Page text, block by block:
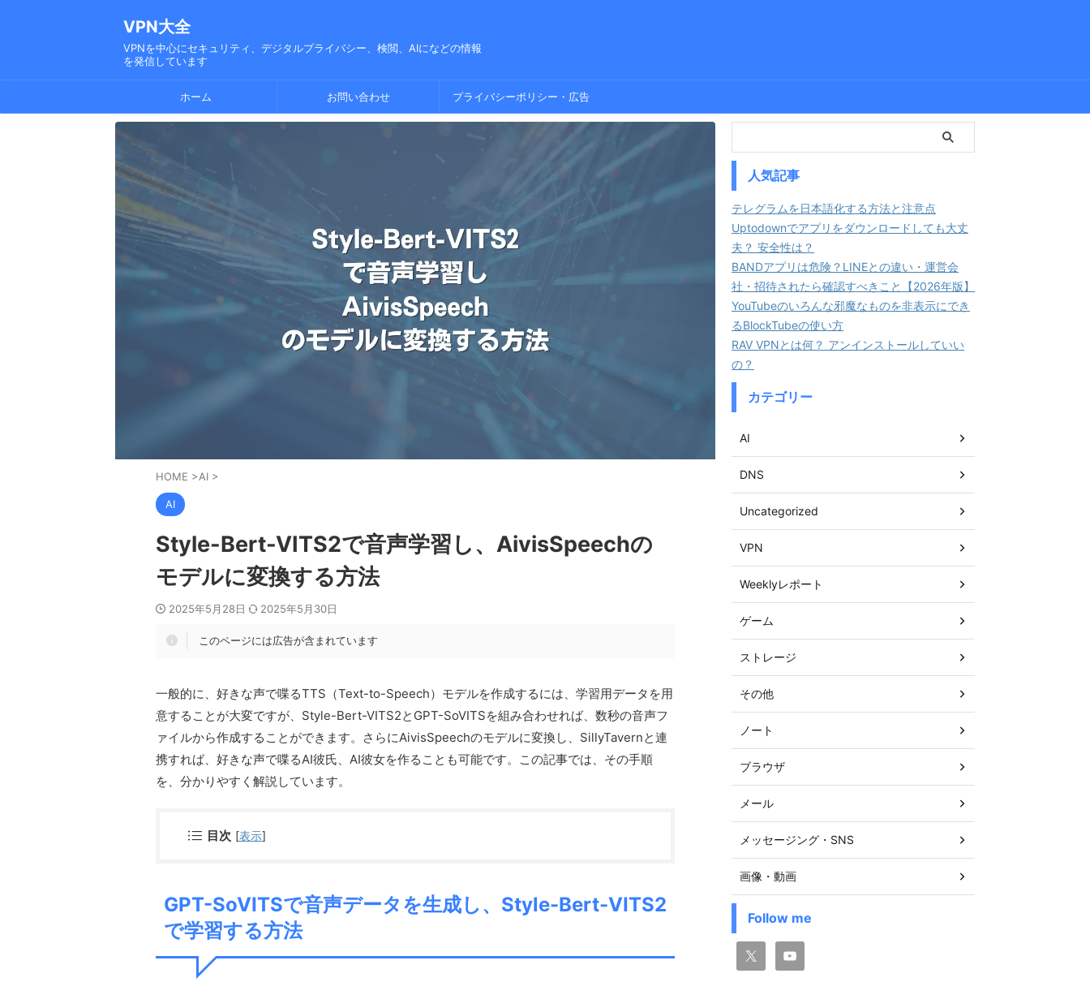
VPN大全
VPNを中心にセキュリティ、デジタルプライバシー、検閲、AIになどの情報
を発信しています
ホーム お問い合わせ プライバシーポリシー・広告
HOME >AI >
AI
Style-Bert-VITS2で音声学習し、AivisSpeechの
モデルに変換する方法
2025年5月28日 2025年5月30日
このページには広告が含まれています
一般的に、好きな声で喋るTTS（Text-to-Speech）モデルを作成するには、学習用データを用
意することが大変ですが、Style-Bert-VITS2とGPT-SoVITSを組み合わせれば、数秒の音声フ
ァイルから作成することができます。さらにAivisSpeechのモデルに変換し、SillyTavernと連
携すれば、好きな声で喋るAI彼氏、AI彼女を作ることも可能です。この記事では、その手順
を、分かりやすく解説しています。
目次 [表示]
GPT-SoVITSで音声データを生成し、Style-Bert-VITS2
で学習する方法
人気記事
テレグラムを日本語化する方法と注意点
Uptodownでアプリをダウンロードしても大丈
夫？ 安全性は？
BANDアプリは危険？LINEとの違い・運営会
社・招待されたら確認すべきこと【2026年版】
YouTubeのいろんな邪魔なものを非表示にでき
るBlockTubeの使い方
RAV VPNとは何？ アンインストールしていい
の？
カテゴリー
AI
DNS
Uncategorized
VPN
Weeklyレポート
ゲーム
ストレージ
その他
ノート
ブラウザ
メール
メッセージング・SNS
画像・動画
Follow me